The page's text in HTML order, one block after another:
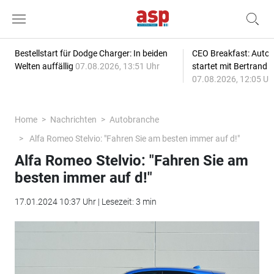
Bestellstart für Dodge Charger: In beiden
Welten auffällig 07.08.2026, 13:51 Uhr
CEO Breakfast:
startet mit Bertrand
07.08.2026, 12:05
Home Nachrichten
Autobranche
Alfa Romeo Stelvio: "Fahren Sie am besten immer auf d!"
Alfa Romeo Stelvio: "Fahren Sie am
besten immer auf d!"
17.01.2024 10:37 Uhr | Lesezeit: 3 min